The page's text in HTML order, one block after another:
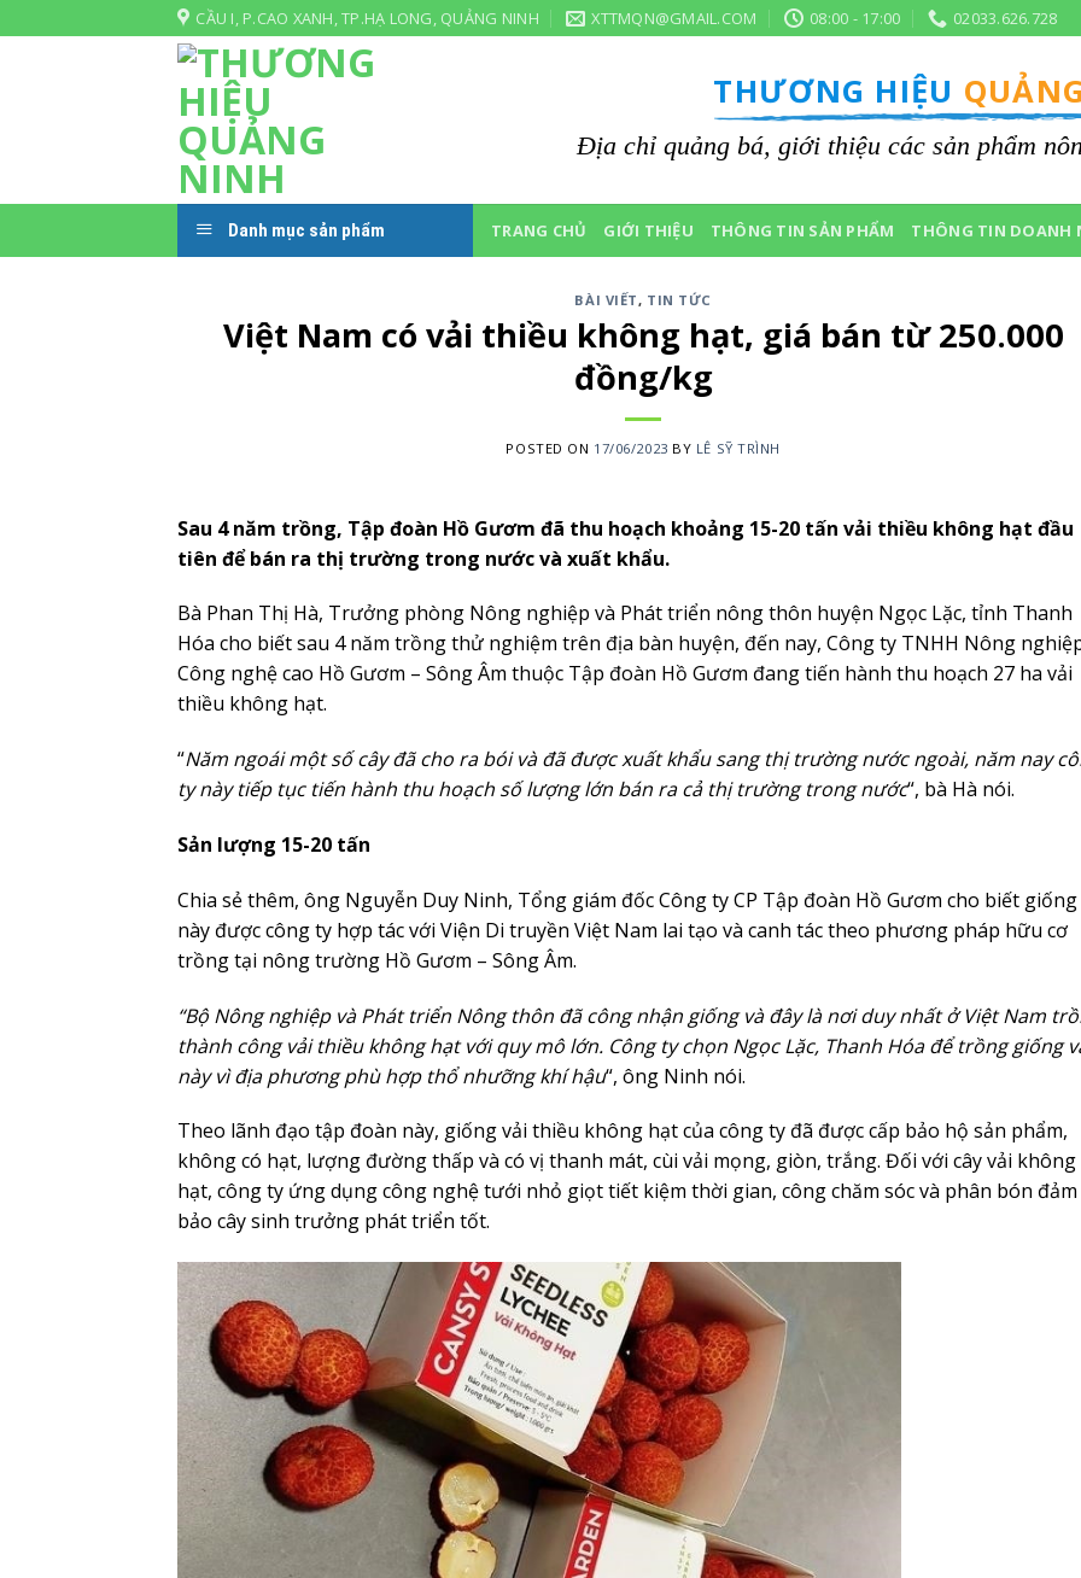
to
CẦU I, P.CAO XANH, TP.HẠ LONG, QUẢNG NINH XTTMQN@GMAIL.COM 08:00 - 17:00 02033.626.728
THƯƠNG HIỆU
Địa chỉ quảng bá, giới thiệu các sản phẩm
Danh mục sản phẩm TRANG CHỦ GIỚI THIỆU THÔNG TIN SẢN PHẨM THÔNG TIN DOANH
BÀI VIẾT, TIN TỨC
Việt Nam có vải thiều không hạt, giá bán từ 250.000
đồng/kg
POSTED ON 17/06/2023 BY LÊ SỸ TRÌNH
Sau 4 năm trồng, Tập đoàn Hồ Gươm đã thu hoạch khoảng 15-20 tấn vải thiều không hạt đầu
tiên để bán ra thị trường trong nước và xuất khẩu.
Bà Phan Thị Hà, Trưởng phòng Nông nghiệp và Phát triển nông thôn huyện Ngọc Lặc, tỉnh Thanh
Hóa cho biết sau 4 năm trồng thử nghiệm trên địa bàn huyện, đến nay, Công ty TNHH Nông
Công nghệ cao Hồ Gươm – Sông Âm thuộc Tập đoàn Hồ Gươm đang tiến hành thu hoạch 27 ha vải
thiều không hạt.
“Năm ngoái một số cây đã cho ra bói và đã được xuất khẩu sang thị trường nước ngoài, năm nay
ty này tiếp tục tiến hành thu hoạch số lượng lớn bán ra cả thị trường trong nước“, bà Hà nói.
Sản lượng 15-20 tấn
Chia sẻ thêm, ông Nguyễn Duy Ninh, Tổng giám đốc Công ty CP Tập đoàn Hồ Gươm cho biết giống
này được công ty hợp tác với Viện Di truyền Việt Nam lai tạo và canh tác theo phương pháp hữu cơ
trồng tại nông trường Hồ Gươm – Sông Âm.
“Bộ Nông nghiệp và Phát triển Nông thôn đã công nhận giống và đây là nơi duy nhất ở Việt Nam
thành công vải thiều không hạt với quy mô lớn. Công ty chọn Ngọc Lặc, Thanh Hóa để trồng giống
này vì địa phương phù hợp thổ nhưỡng khí hậu“, ông Ninh nói.
Theo lãnh đạo tập đoàn này, giống vải thiều không hạt của công ty đã được cấp bảo hộ sản phẩm,
không có hạt, lượng đường thấp và có vị thanh mát, cùi vải mọng, giòn, trắng. Đối với cây vải không
hạt, công ty ứng dụng công nghệ tưới nhỏ giọt tiết kiệm thời gian, công chăm sóc và phân bón đảm
bảo cây sinh trưởng phát triển tốt.